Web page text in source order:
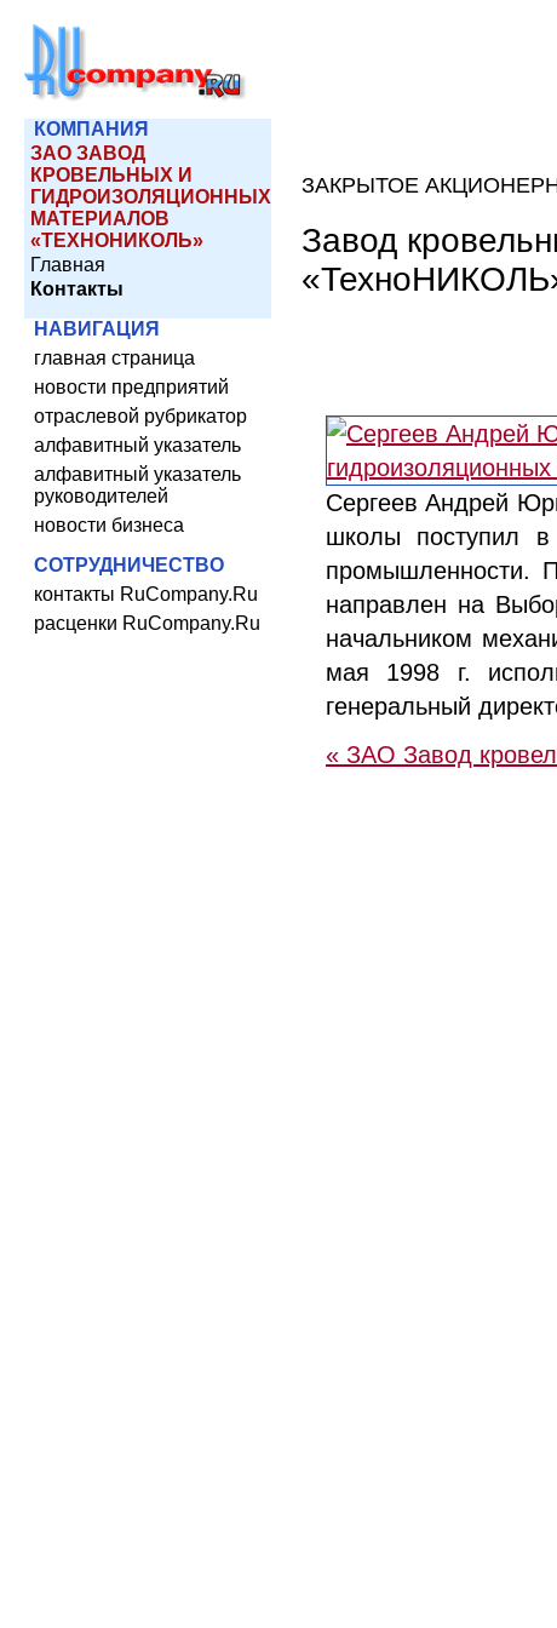
КОМПАНИЯ
ЗАО ЗАВОД
КРОВЕЛЬНЫХ И
ГИДРОИЗОЛЯЦИОННЫХ
МАТЕРИАЛОВ
«ТЕХНОНИКОЛЬ»
Главная
Контакты
НАВИГАЦИЯ
главная страница
новости предприятий
отраслевой рубрикатор
алфавитный указатель
алфавитный указатель
руководителей
новости бизнеса
СОТРУДНИЧЕСТВО
контакты RuCompany.Ru
расценки RuCompany.Ru
ЗАКРЫТОЕ
Завод
Сергеев Андрей
школы поступил в
промышленности.
направлен на
начальником
мая 1998 г.
генеральный
« ЗАО Завод